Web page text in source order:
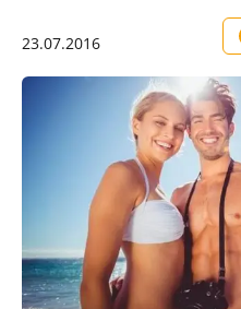
23.07.2016